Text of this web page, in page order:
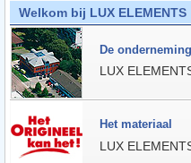
Welkom bij LUX ELEMENTS
De onderneming
LUX
Het materiaal
LUX